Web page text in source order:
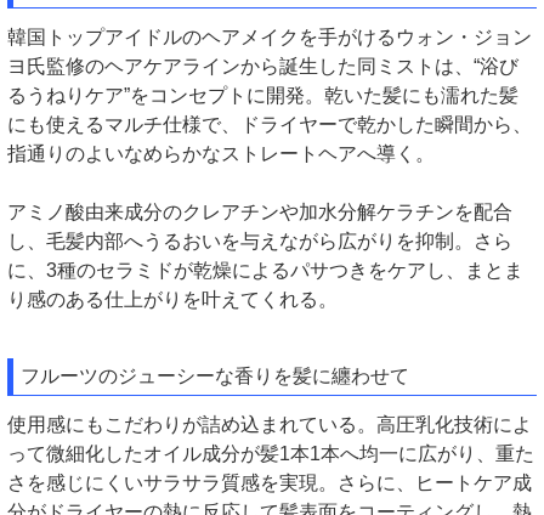
韓国トップアイドルのヘアメイクを手がけるウォン・ジョン
ヨ氏監修のヘアケアラインから誕生した同ミストは、“浴び
るうねりケア”をコンセプトに開発。乾いた髪にも濡れた髪
にも使えるマルチ仕様で、ドライヤーで乾かした瞬間から、
指通りのよいなめらかなストレートヘアへ導く。
アミノ酸由来成分のクレアチンや加水分解ケラチンを配合
し、毛髪内部へうるおいを与えながら広がりを抑制。さら
に、3種のセラミドが乾燥によるパサつきをケアし、まとま
り感のある仕上がりを叶えてくれる。
フルーツのジューシーな香りを髪に纏わせて
使用感にもこだわりが詰め込まれている。高圧乳化技術によ
って微細化したオイル成分が髪1本1本へ均一に広がり、重た
さを感じにくいサラサラ質感を実現。さらに、ヒートケア成